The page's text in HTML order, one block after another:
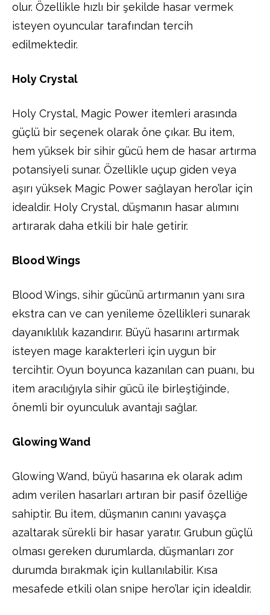
olur. Özellikle hızlı bir şekilde hasar vermek
isteyen oyuncular tarafından tercih
edilmektedir.
Holy Crystal
Holy Crystal, Magic Power itemleri arasında
güçlü bir seçenek olarak öne çıkar. Bu item,
hem yüksek bir sihir gücü hem de hasar artırma
potansiyeli sunar. Özellikle uçup giden veya
aşırı yüksek Magic Power sağlayan hero’lar için
idealdir. Holy Crystal, düşmanın hasar alımını
artırarak daha etkili bir hale getirir.
Blood Wings
Blood Wings, sihir gücünü artırmanın yanı sıra
ekstra can ve can yenileme özellikleri sunarak
dayanıklılık kazandırır. Büyü hasarını artırmak
isteyen mage karakterleri için uygun bir
tercihtir. Oyun boyunca kazanılan can puanı, bu
item aracılığıyla sihir gücü ile birleştiğinde,
önemli bir oyunculuk avantajı sağlar.
Glowing Wand
Glowing Wand, büyü hasarına ek olarak adım
adım verilen hasarları artıran bir pasif özelliğe
sahiptir. Bu item, düşmanın canını yavaşça
azaltarak sürekli bir hasar yaratır. Grubun güçlü
olması gereken durumlarda, düşmanları zor
durumda bırakmak için kullanılabilir. Kısa
mesafede etkili olan snipe hero’lar için idealdir.